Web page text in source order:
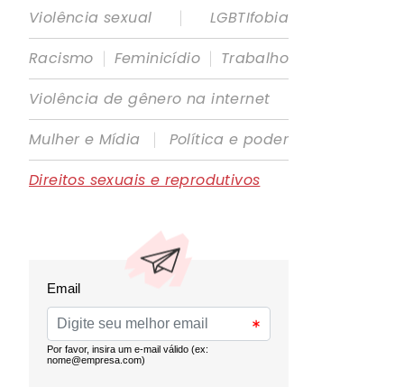
Violência sexual
|
LGBTIfobia
Racismo | Feminicídio | Trabalho
Violência de gênero na internet
Mulher e Mídia
|
Política e poder
Direitos sexuais e reprodutivos